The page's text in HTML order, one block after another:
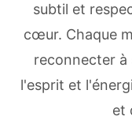
subtil et
cœur. Chaque
reconnecter à
l'esprit et
et